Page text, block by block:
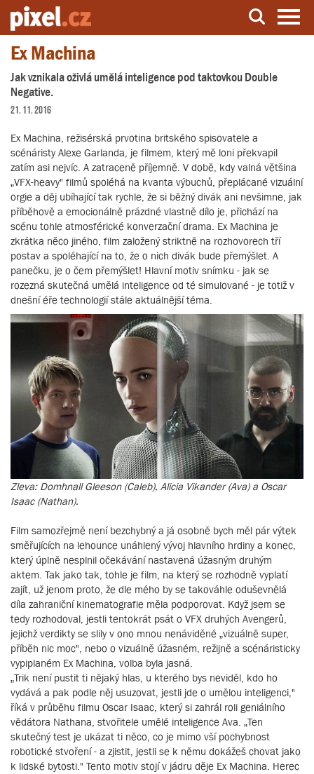
Server o natáčení a zpracování videa
Ex Machina
Jak vznikala oživlá umělá inteligence pod taktovkou Double
Negative.
21. 11. 2016
Ex Machina, režisérská prvotina britského spisovatele a
scénáristy Alexe Garlanda, je filmem, který mě loni překvapil
zatím asi nejvíc. A zatraceně příjemně. V době, kdy valná většina
„VFX-heavy" filmů spoléhá na kvanta výbuchů, přeplácané vizuální
orgie a děj ubíhající tak rychle, že si běžný divák ani nevšimne, jak
příběhově a emocionálně prázdné vlastně dílo je, přichází na
scénu tohle atmosférické konverzační drama. Ex Machina je
zkrátka něco jiného, film založený striktně na rozhovorech tří
postav a spoléhající na to, že o nich divák bude přemýšlet. A
panečku, je o čem přemýšlet! Hlavní motiv snímku - jak se
rozezná skutečná umělá inteligence od té simulované - je totiž v
dnešní éře technologií stále aktuálnější téma.
Zleva: Domhnall Gleeson (Caleb), Alicia Vikander (Ava) a Oscar
Isaac (Nathan).
Film samozřejmě není bezchybný a já osobně bych měl pár výtek
směřujících na lehounce unáhlený vývoj hlavního hrdiny a konec,
který úplně nesplnil očekávání nastavená úžasným druhým
aktem. Tak jako tak, tohle je film, na který se rozhodně vyplatí
zajít, už jenom proto, že dle mého by se takováhle oduševnělá
díla zahraniční kinematografie měla podporovat. Když jsem se
tedy rozhodoval, jestli tentokrát psát o VFX druhých Avengerů,
jejichž verdikty se slily v ono mnou nenáviděné „vizuálně super,
příběh nic moc", nebo o vizuálně úžasném, režijně a scénáristicky
vypiplaném Ex Machina, volba byla jasná.
„Trik není pustit ti nějaký hlas, u kterého bys neviděl, kdo ho
vydává a pak podle něj usuzovat, jestli jde o umělou inteligenci,"
říká v průběhu filmu Oscar Isaac, který si zahrál roli geniálního
vědátora Nathana, stvořitele umělé inteligence Ava. „Ten
skutečný test je ukázat ti něco, co je mimo vší pochybnost
robotické stvoření - a zjistit, jestli se k němu dokážeš chovat jako
k lidské bytosti." Tento motiv stojí v jádru děje Ex Machina. Herec